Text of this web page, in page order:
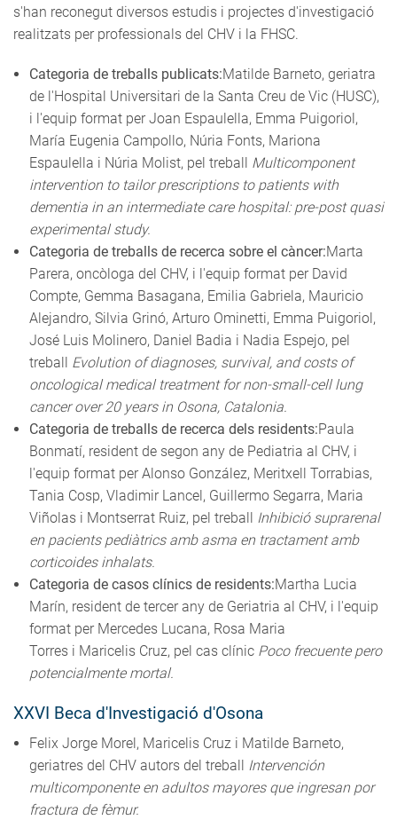
s'han reconegut diversos estudis i projectes d'investigació
realitzats per professionals del CHV i la FHSC.
Categoria de treballs publicats:Matilde Barneto, geriatra
de l'Hospital Universitari de la Santa Creu de Vic (HUSC),
i l'equip format per Joan Espaulella, Emma Puigoriol,
María Eugenia Campollo, Núria Fonts, Mariona
Espaulella i Núria Molist, pel treball Multicomponent
intervention to tailor prescriptions to patients with
dementia in an intermediate care hospital: pre-post quasi
experimental study.
Categoria de treballs de recerca sobre el càncer:Marta
Parera, oncòloga del CHV, i l'equip format per David
Compte, Gemma Basagana, Emilia Gabriela, Mauricio
Alejandro, Silvia Grinó, Arturo Ominetti, Emma Puigoriol,
José Luis Molinero, Daniel Badia i Nadia Espejo, pel
treball Evolution of diagnoses, survival, and costs of
oncological medical treatment for non-small-cell lung
cancer over 20 years in Osona, Catalonia.
Categoria de treballs de recerca dels residents:Paula
Bonmatí, resident de segon any de Pediatria al CHV, i
l'equip format per Alonso González, Meritxell Torrabias,
Tania Cosp, Vladimir Lancel, Guillermo Segarra, Maria
Viñolas i Montserrat Ruiz, pel treball Inhibició suprarenal
en pacients pediàtrics amb asma en tractament amb
corticoides inhalats.
Categoria de casos clínics de residents:Martha Lucia
Marín, resident de tercer any de Geriatria al CHV, i l'equip
format per Mercedes Lucana, Rosa Maria
Torres i Maricelis Cruz, pel cas clínic Poco frecuente pero
potencialmente mortal.
XXVI Beca d'Investigació d'Osona
Felix Jorge Morel, Maricelis Cruz i Matilde Barneto,
geriatres del CHV autors del treball Intervención
multicomponente en adultos mayores que ingresan por
fractura de fèmur.